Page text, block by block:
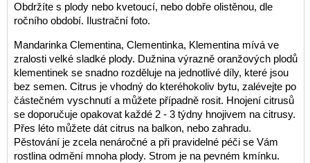
Obdržíte s plody nebo kvetoucí, nebo dobře olistěnou, dle
ročního období. Ilustrační foto.
Mandarinka Clementina, Clementinka, Klementina mívá ve
zralosti velké sladké plody. Dužnina výrazně oranžových plodů
klementinek se snadno rozděluje na jednotlivé díly, které jsou
bez semen. Citrus je vhodný do kteréhokoliv bytu, zalévejte po
částečném vyschnutí a můžete případně rosit. Hnojení citrusů
se doporučuje opakovat každé 2 - 3 týdny hnojivem na citrusy.
Přes léto můžete dát citrus na balkon, nebo zahradu.
Pěstování je zcela nenáročné a při pravidelné péči se Vám
rostlina odmění mnoha plody. Strom je na pevném kmínku.